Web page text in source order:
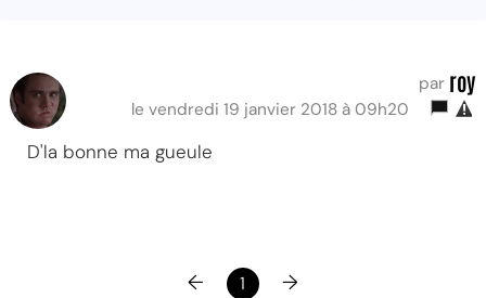
par roy
le vendredi 19 janvier 2018 à 09h20
D'la bonne ma gueule
← 1 →